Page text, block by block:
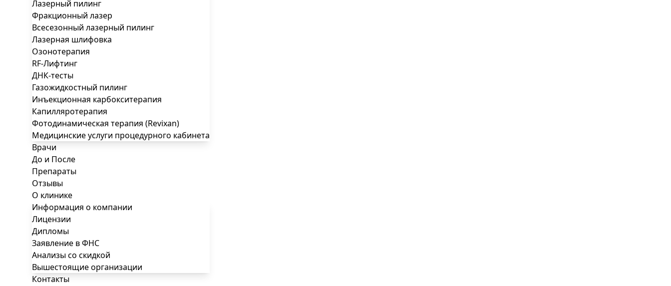
Лазерный пилинг
Фракционный лазер
Всесезонный лазерный пилинг
Лазерная шлифовка
Озонотерапия
RF-Лифтинг
ДНК-тесты
Газожидкостный пилинг
Инъекционная карбокситерапия
Капилляротерапия
Фотодинамическая терапия (Revixan)
Медицинские услуги процедурного кабинета
Врачи
До и После
Препараты
Отзывы
О клинике
Информация о компании
Лицензии
Дипломы
Заявление в ФНС
Анализы со скидкой
Вышестоящие организации
Контакты